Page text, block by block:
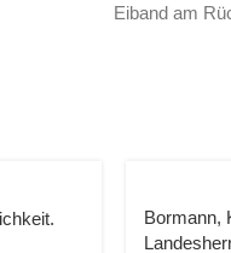
Eiband am
Bormann,